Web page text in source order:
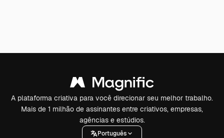
A plataforma criativa para você direcionar seu melhor trabalho.
Mais de 1 milhão de assinantes entre criativos, empresas,
agências e estúdios.
Português